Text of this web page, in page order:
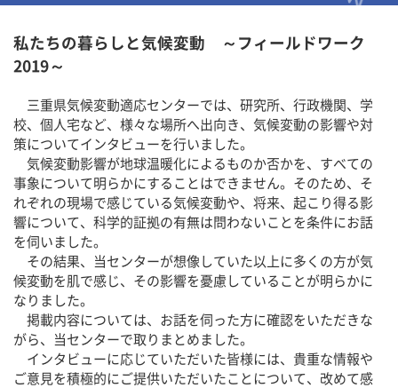
私たちの暮らしと気候変動 ～フィールドワーク
2019～
三重県気候変動適応センターでは、研究所、行政機関、学
校、個人宅など、様々な場所へ出向き、気候変動の影響や対
策についてインタビューを行いました。
気候変動影響が地球温暖化によるものか否かを、すべての
事象について明らかにすることはできません。そのため、そ
れぞれの現場で感じている気候変動や、将来、起こり得る影
響について、科学的証拠の有無は問わないことを条件にお話
を伺いました。
その結果、当センターが想像していた以上に多くの方が気
候変動を肌で感じ、その影響を憂慮していることが明らかに
なりました。
掲載内容については、お話を伺った方に確認をいただきな
がら、当センターで取りまとめました。
インタビューに応じていただいた皆様には、貴重な情報や
ご意見を積極的にご提供いただいたことについて、改めて感